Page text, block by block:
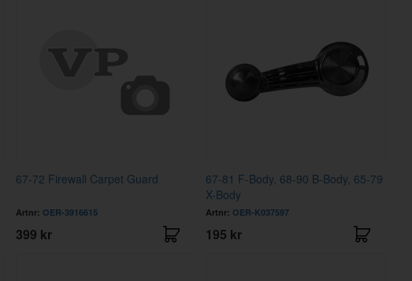
67-72 Firewall Carpet Guard
Artnr: OER-3916615
399 kr
67-81 F-Body, 68-90 B-Body, 65-79
X-Body
Artnr: OER-K037597
195 kr